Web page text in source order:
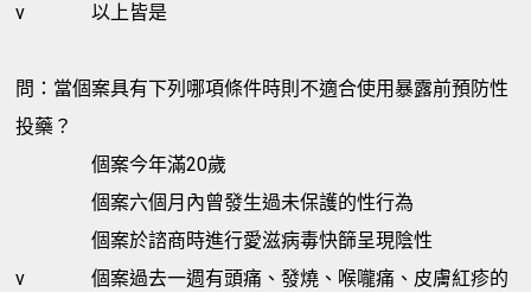
v
以上皆是
問：當個案具有下列哪項條件時則不適合使用暴露前預防性
投藥？
個案今年滿20歲
個案六個月內曾發生過未保護的性行為
個案於諮商時進行愛滋病毒快篩呈現陰性
v
個案過去一週有頭痛、發燒、喉嚨痛、皮膚紅疹的